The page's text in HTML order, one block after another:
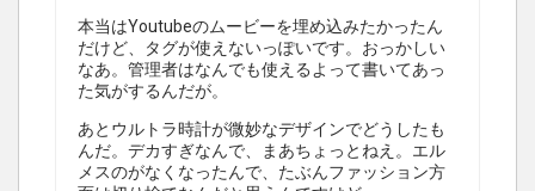
本当はYoutubeのムービーを埋め込みたかったん
だけど、タグが使えないっぽいです。おっかしい
なあ。管理者はなんでも使えるよって書いてあっ
た気がするんだが。
あとウルトラ時計が微妙なデザインでどうしたも
んだ。デカすぎなんで、まあちょっとねえ。エル
メスのがなくなったんで、たぶんファッション方